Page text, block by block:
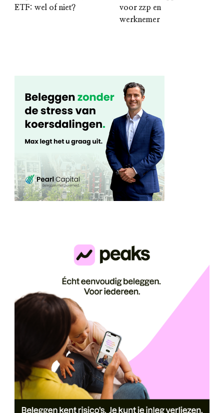
ETF: wel of niet?
voor zzp en
werknemer